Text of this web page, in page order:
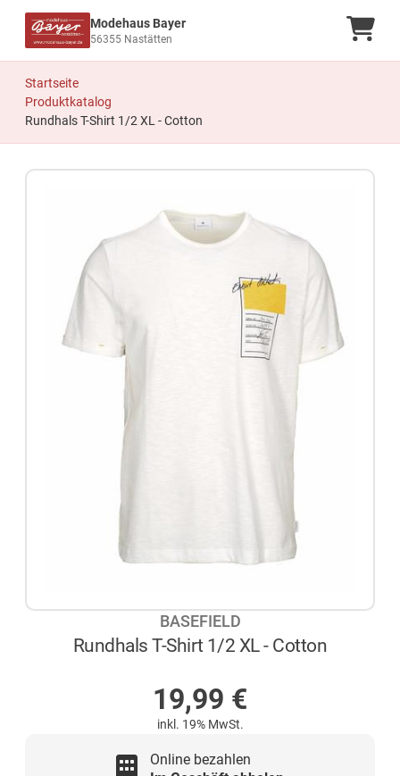
Modehaus Bayer
56355 Nastätten
Startseite
Produktkatalog
Rundhals T-Shirt 1/2 XL - Cotton
BASEFIELD
Rundhals T-Shirt 1/2 XL - Cotton
19,99 €
inkl. 19% MwSt.
Online bezahlen